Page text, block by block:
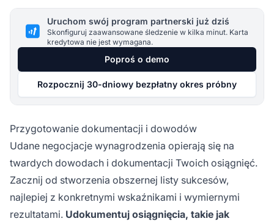
Uruchom swój program partnerski już dziś
Skonfiguruj zaawansowane śledzenie w kilka minut. Karta
kredytowa nie jest wymagana.
Poproś o demo
Rozpocznij 30-dniowy bezpłatny okres próbny
Przygotowanie dokumentacji i dowodów
Udane negocjacje wynagrodzenia opierają się na
twardych dowodach i dokumentacji Twoich osiągnięć.
Zacznij od stworzenia obszernej listy sukcesów,
najlepiej z konkretnymi wskaźnikami i wymiernymi
rezultatami. Udokumentuj osiągnięcia, takie jak